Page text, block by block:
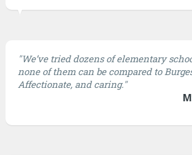
"We’ve tried dozens of elementary
none of them can be compared to
Affectionate, and caring."